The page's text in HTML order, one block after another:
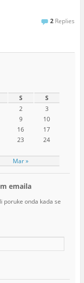
2 Replies
S S
Mar »
2
3
9
10
16
17
23
24
emaila
poruke onda kada se